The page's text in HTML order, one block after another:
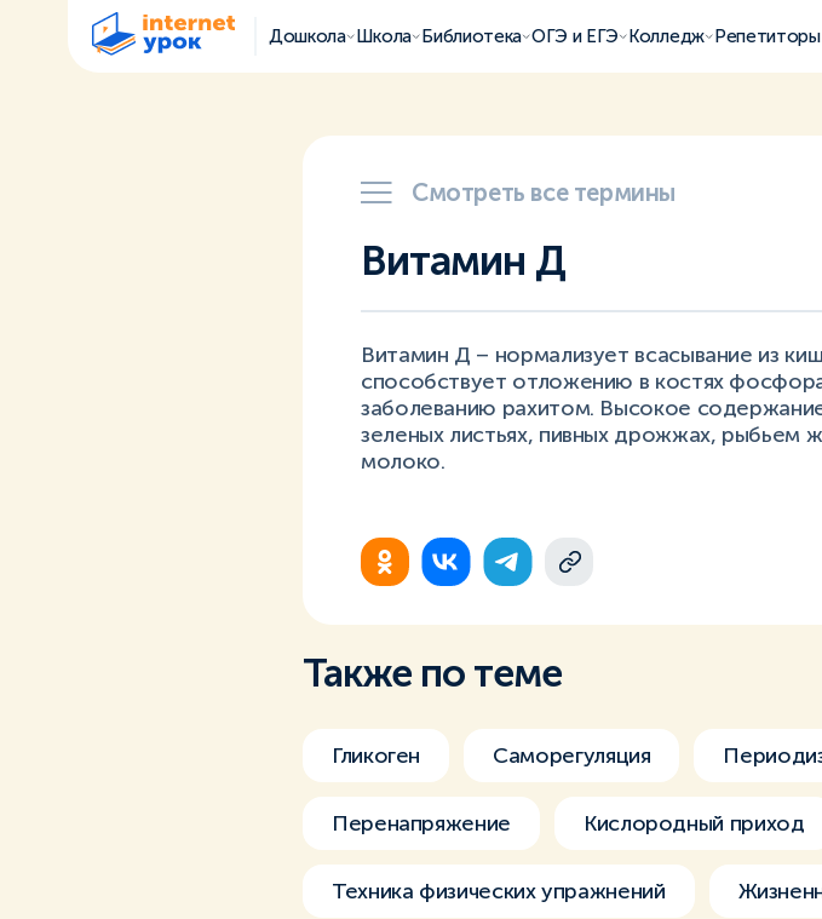
Дошкола Школа Библиотека ОГЭ и ЕГЭ Колледж
Смотреть все термины
Витамин Д
Витамин Д – нормализует всасывание из
способствует отложению в костях
заболеванию рахитом. Высокое
зеленых листьях, пивных дрожжах, рыбьем
молоко.
Также по теме
Гликоген Саморегуляция
Перенапряжение Кислородный приход
Техника физических упражнений